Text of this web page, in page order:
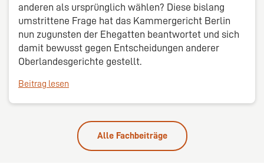
anderen als ursprünglich wählen? Diese bislang
umstrittene Frage hat das Kammergericht Berlin
nun zugunsten der Ehegatten beantwortet und sich
damit bewusst gegen Entscheidungen anderer
Oberlandesgerichte gestellt.
Beitrag lesen
Alle Fachbeiträge